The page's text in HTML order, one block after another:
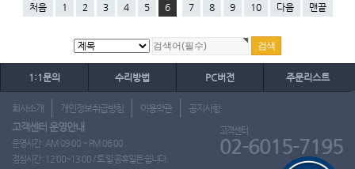
처음 1 2 3 4 5 6 7 8 9 10 다음 맨끝
1:1문의 수리방법 PC버전 주문리스트
회사소개 개인정보취급방침 이용약관 공지사항
고객센터 운영안내
운영시간 : AM 09:00 ~ PM 06:00
점심시간 : 12:00~13:00 / 토.일.공휴일은 쉽니다.
고객센터
02-6015-7195